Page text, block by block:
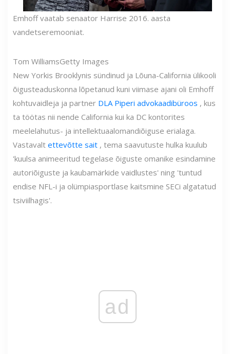
Emhoff vaatab senaator Harrise 2016. aasta
vandetseremooniat.
Tom WilliamsGetty Images
New Yorkis Brooklynis sündinud ja Lõuna-California ülikooli
õigusteaduskonna lõpetanud kuni viimase ajani oli Emhoff
kohtuvaidleja ja partner DLA Piperi advokaadibüroos , kus
ta töötas nii nende California kui ka DC kontorites
meelelahutus- ja intellektuaalomandiõiguse erialaga.
Vastavalt ettevõtte sait , tema saavutuste hulka kuulub
'kuulsa animeeritud tegelase õiguste omanike esindamine
autoriõiguste ja kaubamärkide vaidlustes' ning 'tuntud
endise NFL-i ja olümpiasportlase kaitsmine SECi algatatud
tsiviilhagis'.
ad